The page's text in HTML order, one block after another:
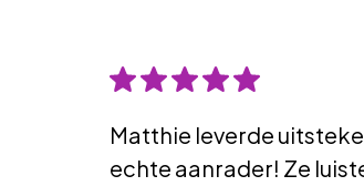
Matthie leverde
echte aanrader! Ze